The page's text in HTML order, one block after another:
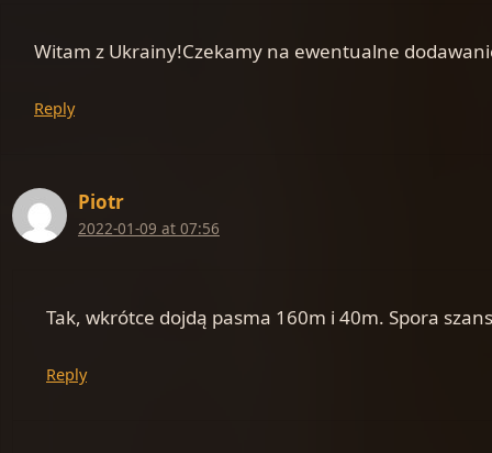
Witam z Ukrainy!Czekamy na ewentualne
Reply
Piotr
2022-01-09 at 07:56
Tak, wkrótce dojdą pasma 160m i 40m. Spora
Reply